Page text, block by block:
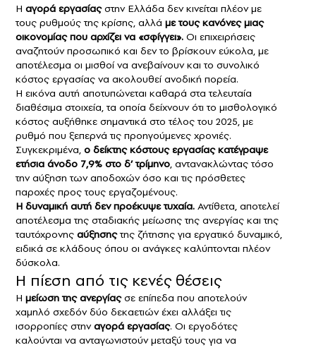
Η αγορά εργασίαςστην Ελλάδα δεν κινείται πλέον με
τους ρυθμούς της κρίσης, αλλά με τους κανόνες μιας
οικονομίας που αρχίζει να «σφίγγει». Οι επιχειρήσεις
αναζητούν προσωπικό και δεν το βρίσκουν εύκολα, με
αποτέλεσμα οι μισθοί να ανεβαίνουν και το συνολικό
κόστος εργασίας να ακολουθεί ανοδική πορεία.
Η εικόνα αυτή αποτυπώνεται καθαρά στα τελευταία
διαθέσιμα στοιχεία, τα οποία δείχνουν ότι το μισθολογικό
κόστος αυξήθηκε σημαντικά στο τέλος του 2025, με
ρυθμό που ξεπερνά τις προηγούμενες χρονιές.
Συγκεκριμένα, ο δείκτης κόστους εργασίας κατέγραψε
ετήσια άνοδο 7,9% στο δ’ τρίμηνο, αντανακλώντας τόσο
την αύξηση των αποδοχών όσο και τις πρόσθετες
παροχές προς τους εργαζομένους.
Η δυναμική αυτή δεν προέκυψε τυχαία. Αντίθετα, αποτελεί
αποτέλεσμα της σταδιακής μείωσης της ανεργίας και της
ταυτόχρονης αύξησηςτης ζήτησης για εργατικό δυναμικό,
ειδικά σε κλάδους όπου οι ανάγκες καλύπτονται πλέον
δύσκολα.
Η πίεση από τις κενές θέσεις
Η μείωση της ανεργίαςσε επίπεδα που αποτελούν
χαμηλό σχεδόν δύο δεκαετιών έχει αλλάξει τις
ισορροπίες στηναγορά εργασίας. Οι εργοδότες
καλούνται να ανταγωνιστούν μεταξύ τους για να